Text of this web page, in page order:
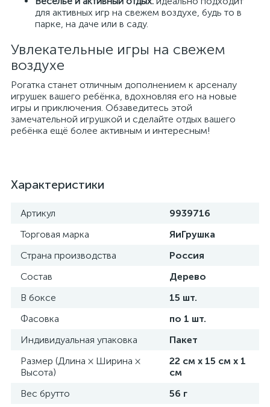
для активных игр на свежем воздухе, будь то в
парке, на даче или в саду.
Увлекательные игры на свежем
воздухе
Рогатка станет отличным дополнением к арсеналу
игрушек вашего ребёнка, вдохновляя его на новые
игры и приключения. Обзаведитесь этой
замечательной игрушкой и сделайте отдых вашего
ребёнка ещё более активным и интересным!
Характеристики
Артикул
9939716
Торговая марка
ЯиГрушка
Страна производства
Россия
Состав
Дерево
В боксе
15 шт.
Фасовка
по 1 шт.
Индивидуальная упаковка
Пакет
Размер (Длина × Ширина ×
Высота)
22 см х 15 см х 1
см
Вес брутто
56 г